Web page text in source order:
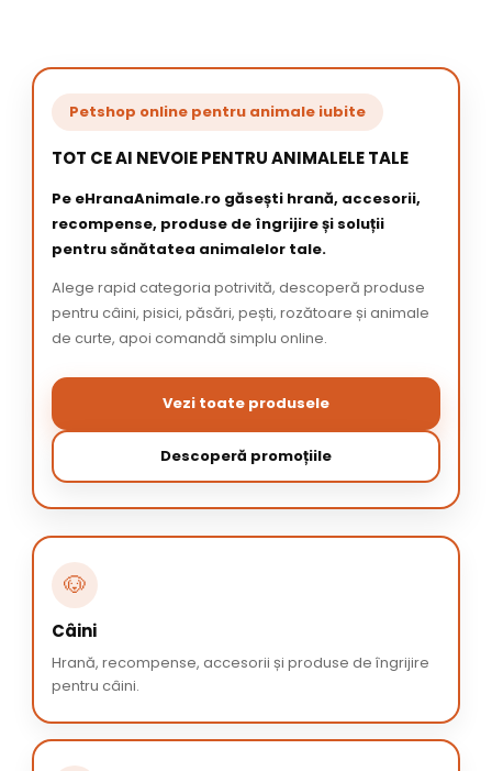
Petshop online pentru animale iubite
TOT CE AI NEVOIE PENTRU ANIMALELE TALE
Pe eHranaAnimale.ro găsești hrană, accesorii,
recompense, produse de îngrijire și soluții
pentru sănătatea animalelor tale.
Alege rapid categoria potrivită, descoperă produse
pentru câini, pisici, păsări, pești, rozătoare și animale
de curte, apoi comandă simplu online.
Vezi toate produsele
Descoperă promoțiile
🐶
Câini
Hrană, recompense, accesorii și produse de îngrijire
pentru câini.